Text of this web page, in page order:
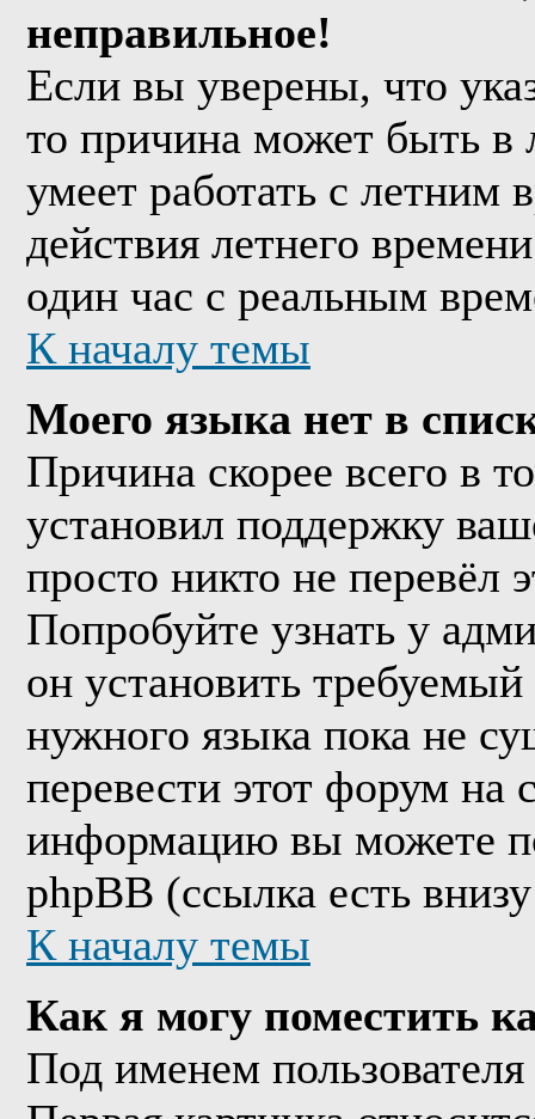
неправильное!
Если вы уверены, что
то причина может быть
умеет работать с летним
действия летнего
один час с реальным
К началу темы
Моего языка нет в
Причина скорее всего в
установил поддержку
просто никто не перевёл
Попробуйте узнать у
он установить
нужного языка пока не
перевести этот форум
информацию вы можете
phpBB (ссылка есть
К началу темы
Как я могу поместить
Под именем